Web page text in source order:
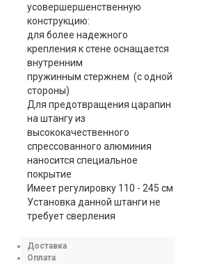
усовершершенственную
конструкцию:
для более надежного
крепления к стене оснащается
внутренним
пружинным стержнем (с одной
стороны)
Для предотвращения царапин
на штангу из
высококачественного
спрессованного алюминия
наносится специальное
покрытие
Имеет регулировку 110 - 245 см
Установка данной штанги не
требует сверления
Доставка
Оплата